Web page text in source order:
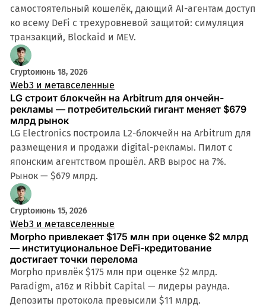
самостоятельный кошелёк, дающий AI-агентам доступ
ко всему DeFi с трехуровневой защитой: симуляция
транзакций, Blockaid и MEV.
Cryptoиюнь 18, 2026
Web3 и метавселенные
LG строит блокчейн на Arbitrum для ончейн-
рекламы — потребительский гигант меняет $679
млрд рынок
LG Electronics построила L2-блокчейн на Arbitrum для
размещения и продажи digital-рекламы. Пилот с
японским агентством прошёл. ARB вырос на 7%.
Рынок — $679 млрд.
Cryptoиюнь 15, 2026
Web3 и метавселенные
Morpho привлекает $175 млн при оценке $2 млрд
— институциональное DeFi-кредитование
достигает точки перелома
Morpho привлёк $175 млн при оценке $2 млрд.
Paradigm, a16z и Ribbit Capital — лидеры раунда.
Депозиты протокола превысили $11 млрд.